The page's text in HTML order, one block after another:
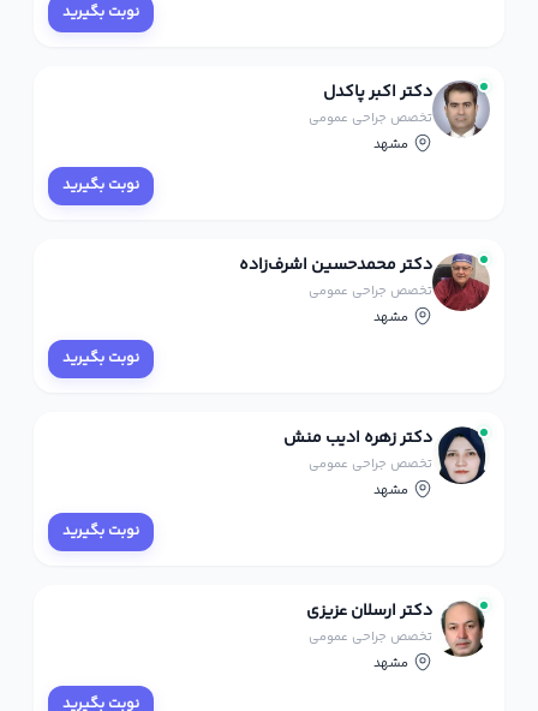
نوبت بگیرید
دکتر اکبر پاکدل
تخصص جراحی عمومی
مشهد
نوبت بگیرید
دکتر محمدحسین اشرف‌زاده
تخصص جراحی عمومی
مشهد
نوبت بگیرید
دکتر زهره ادیب منش
تخصص جراحی عمومی
مشهد
نوبت بگیرید
دکتر ارسلان عزیزی
تخصص جراحی عمومی
مشهد
نوبت بگیرید